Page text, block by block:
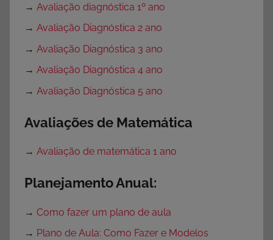
→ Avaliação diagnóstica 1º ano
→ Avaliação Diagnóstica 2 ano
→ Avaliação Diagnóstica 3 ano
→ Avaliação Diagnóstica 4 ano
→ Avaliação Diagnóstica 5 ano
Avaliações de Matemática
→ Avaliação de matemática 1 ano
Planejamento Anual:
→ Como fazer um plano de aula
→ Plano de Aula: Como Fazer e Modelos